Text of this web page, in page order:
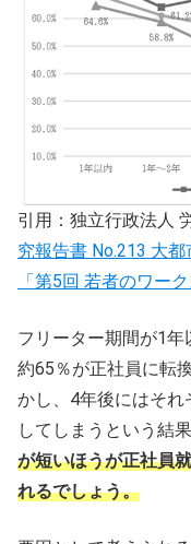
引用：独立行政法人
究報告書 No.213 大
「第5回 若者のワー
フリーター期間が1
約65％が正社員に転
かし、4年後にはそ
してしまうという結
が短いほうが正社員
れるでしょう。